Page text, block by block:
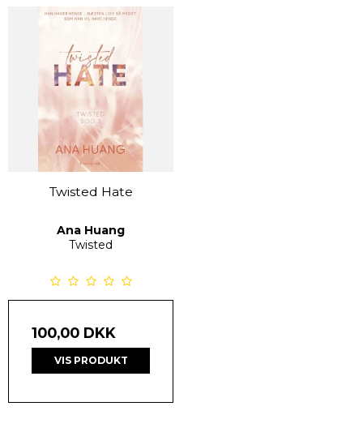
Twisted Hate
Ana Huang
Twisted
100,00 DKK
VIS PRODUKT